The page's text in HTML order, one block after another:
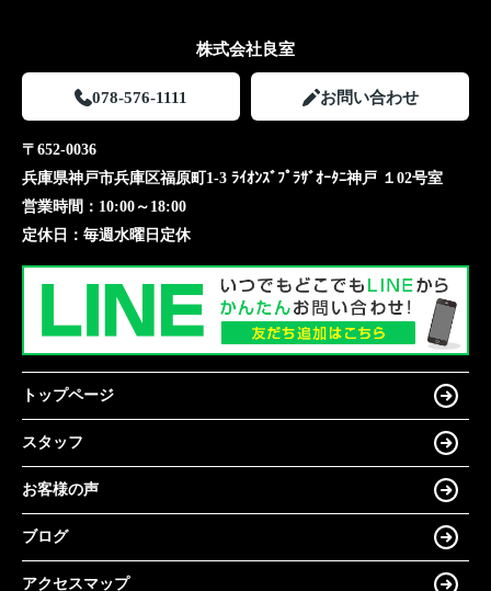
株式会社良室
078-576-1111 お問い合わせ
〒652-0036
兵庫県神戸市兵庫区福原町1-3 ﾗｲｵﾝｽﾞﾌﾟﾗｻﾞｵｰﾀﾆ神戸 １02号室
営業時間： 10:00～18:00
定休日： 毎週水曜日定休
トップページ
スタッフ
お客様の声
ブログ
アクセスマップ